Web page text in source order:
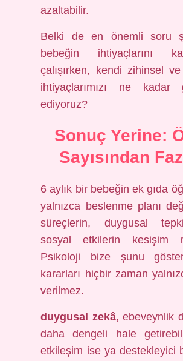
azaltabilir.
Belki de en önemli soru
bebeğin ihtiyaçlarını
çalışırken, kendi zihinsel
ihtiyaçlarımızı ne kadar
ediyoruz?
Sonuç Yerine:
Sayısından
6 aylık bir bebeğin ek gıda
yalnızca beslenme planı
süreçlerin, duygusal
sosyal etkilerin kesişim
Psikoloji bize şunu
kararları hiçbir zaman
verilmez.
duygusal zekâ, ebeveynlik
daha dengeli hale
etkileşim ise ya destekleyici